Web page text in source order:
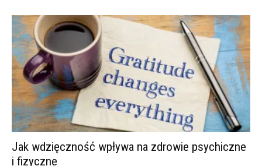
Jak wdzięczność wpływa na zdrowie psychiczne
i fizyczne